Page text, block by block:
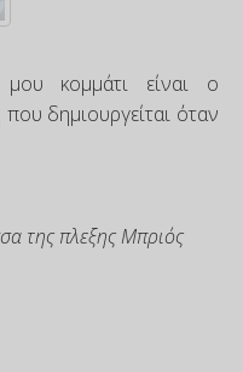
κομμάτι είναι ο
δημιουργείται όταν
της πλεξης Μπριός